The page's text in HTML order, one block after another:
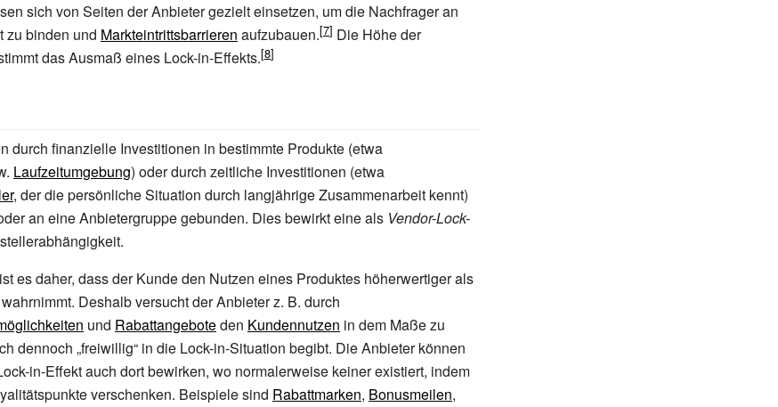
sich von Seiten der Anbieter gezielt einsetzen, um die Nachfrager an
zu binden und Markteintrittsbarrieren aufzubauen.
Die Höhe der
das Ausmaß eines Lock-in-Effekts.
durch finanzielle Investitionen in bestimmte Produkte (etwa
Laufzeitumgebung) oder durch zeitliche Investitionen (etwa
, der die persönliche Situation durch langjährige Zusammenarbeit kennt)
an eine Anbietergruppe gebunden. Dies bewirkt eine als Vendor-Lock-
es daher, dass der Kunde den Nutzen eines Produktes höherwertiger als
Deshalb versucht der Anbieter z. B. durch
und Rabattangeboteden Kundennutzen in dem Maße zu
dennoch „freiwillig“ in die Lock-in-Situation begibt. Die Anbieter können
in-Effekt auch dort bewirken, wo normalerweise keiner existiert, indem
verschenken. Beispiele sind Rabattmarken, Bonusmeilen,